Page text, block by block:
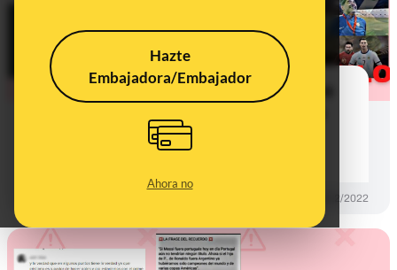
Hazte
Embajadora/Embajador
Ahora no
"Quien diga que Messi es mejor que
frases atribuidas sin pruebas a
16/12/2022